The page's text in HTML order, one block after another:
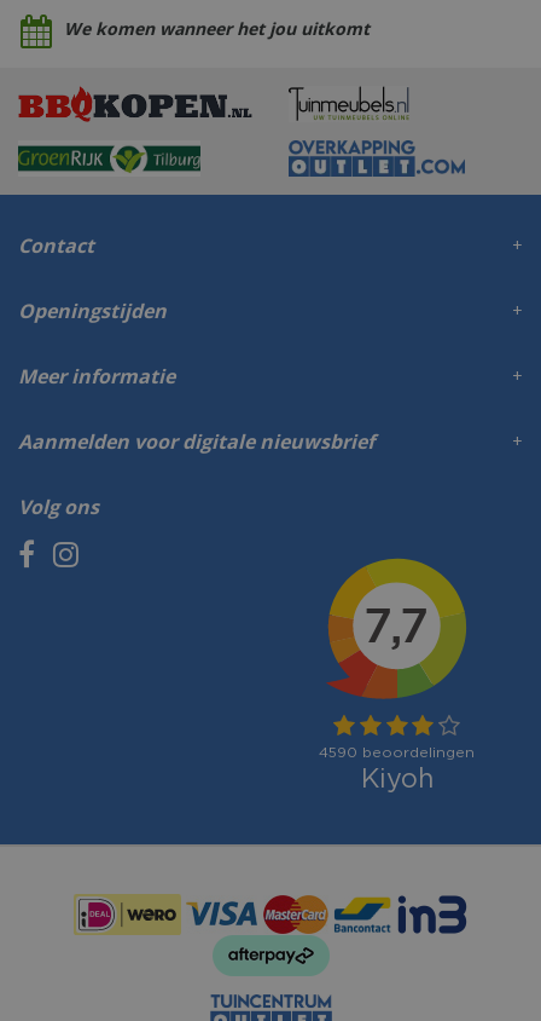
We komen wanneer het jou uitkomt
Contact
Volg ons
Openingstijden
Meer informatie
Aanmelden voor digitale nieuwsbrief